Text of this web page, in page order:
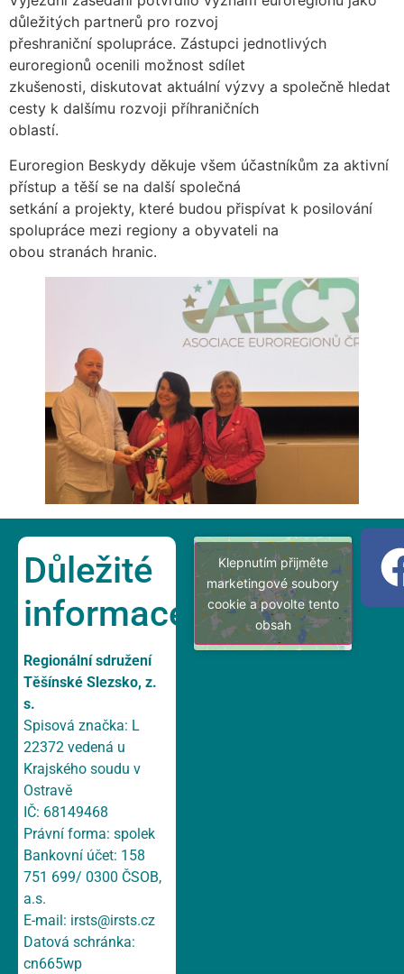
důležitých partnerů pro rozvoj
přeshraniční spolupráce. Zástupci jednotlivých
euroregionů ocenili možnost sdílet
zkušenosti, diskutovat aktuální výzvy a společně hledat
cesty k dalšímu rozvoji příhraničních
oblastí.
Euroregion Beskydy děkuje všem účastníkům za aktivní
přístup a těší se na další společná
setkání a projekty, které budou přispívat k posilování
spolupráce mezi regiony a obyvateli na
obou stranách hranic.
Důležité
informace
Regionální sdružení
Těšínské Slezsko, z.
s.
Spisová značka: L
22372 vedená u
Krajského soudu v
Ostravě
IČ: 68149468
Právní forma: spolek
Bankovní účet: 158
751 699/ 0300 ČSOB,
a.s.
E-mail: irsts@irsts.cz
Datová schránka:
cn665wp
Klepnutím přijměte
marketingové soubory
cookie a povolte tento
obsah